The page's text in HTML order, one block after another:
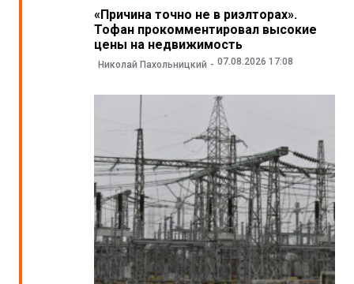
«Причина точно не в риэлторах».
Тофан прокомментировал высокие
цены на недвижимость
Николай Пахольницкий 07.08.2026 17:08